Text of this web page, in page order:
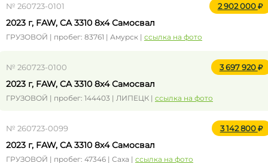
№ 260723-0101 2 902 000
2023 г, FAW, CA 3310 8x4 Самосвал
ГРУЗОВОЙ | пробег: 83761 | Амурск | ссылка на фото
№ 260723-0100 3 697 920
2023 г, FAW, CA 3310 8x4 Самосвал
ГРУЗОВОЙ | пробег: 144403 | ЛИПЕЦК | ссылка на фото
№ 260723-0099 3 142 800
2023 г, FAW, CA 3310 8x4 Самосвал
ГРУЗОВОЙ | пробег: 47346 | Саха | ссылка на фото